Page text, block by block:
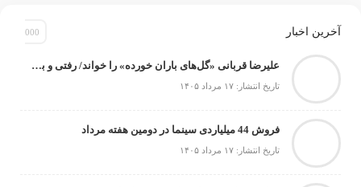
آخرین اخبار
علیرضا قربانی «گل‌های باران خورده» را خواند/ رفتی و بعد از تو دنیا غرق شد در گریه‌هایم
تاریخ انتشار: ۱۷ مرداد ۱۴۰۵
فروش 44 میلیاردی سینما در دومین هفته مرداد
تاریخ انتشار: ۱۷ مرداد ۱۴۰۵